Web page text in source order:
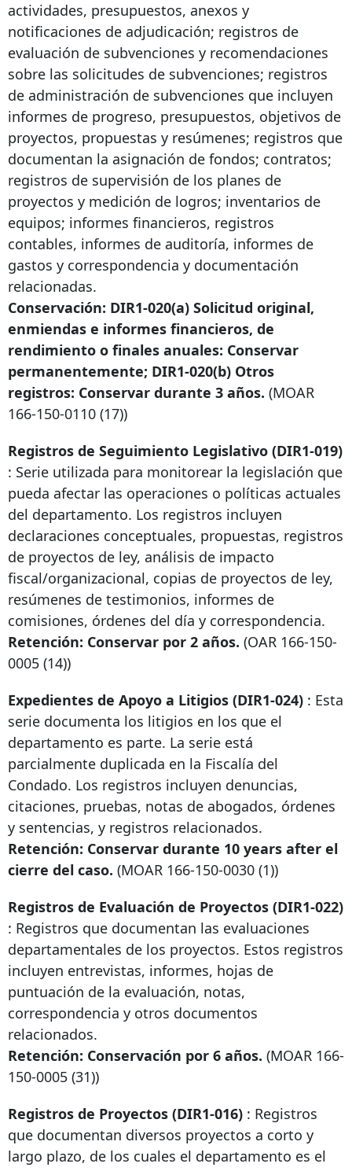
actividades, presupuestos, anexos y
notificaciones de adjudicación; registros de
evaluación de subvenciones y recomendaciones
sobre las solicitudes de subvenciones; registros
de administración de subvenciones que incluyen
informes de progreso, presupuestos, objetivos de
proyectos, propuestas y resúmenes; registros que
documentan la asignación de fondos; contratos;
registros de supervisión de los planes de
proyectos y medición de logros; inventarios de
equipos; informes financieros, registros
contables, informes de auditoría, informes de
gastos y correspondencia y documentación
relacionadas.
Conservación: DIR1-020(a) Solicitud original,
enmiendas e informes financieros, de
rendimiento o finales anuales: Conservar
permanentemente; DIR1-020(b) Otros
registros: Conservar durante 3 años. (MOAR
166-150-0110 (17))
Registros de Seguimiento Legislativo (DIR1-019)
: Serie utilizada para monitorear la legislación que
pueda afectar las operaciones o políticas actuales
del departamento. Los registros incluyen
declaraciones conceptuales, propuestas, registros
de proyectos de ley, análisis de impacto
fiscal/organizacional, copias de proyectos de ley,
resúmenes de testimonios, informes de
comisiones, órdenes del día y correspondencia.
Retención: Conservar por 2 años. (OAR 166-150-
0005 (14))
Expedientes de Apoyo a Litigios (DIR1-024) : Esta
serie documenta los litigios en los que el
departamento es parte. La serie está
parcialmente duplicada en la Fiscalía del
Condado. Los registros incluyen denuncias,
citaciones, pruebas, notas de abogados, órdenes
y sentencias, y registros relacionados.
Retención: Conservar durante 10 years after el
cierre del caso. (MOAR 166-150-0030 (1))
Registros de Evaluación de Proyectos (DIR1-022)
: Registros que documentan las evaluaciones
departamentales de los proyectos. Estos registros
incluyen entrevistas, informes, hojas de
puntuación de la evaluación, notas,
correspondencia y otros documentos
relacionados.
Retención: Conservación por 6 años. (MOAR 166-
150-0005 (31))
Registros de Proyectos (DIR1-016) : Registros
que documentan diversos proyectos a corto y
largo plazo, de los cuales el departamento es el